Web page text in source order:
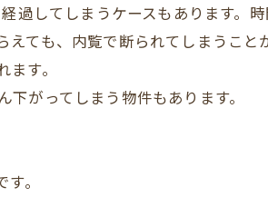
過してしまうケースもあります。
ても、内覧で断られてしまうこと
す。
がってしまう物件もあります。
。